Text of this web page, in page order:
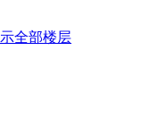
全部楼层